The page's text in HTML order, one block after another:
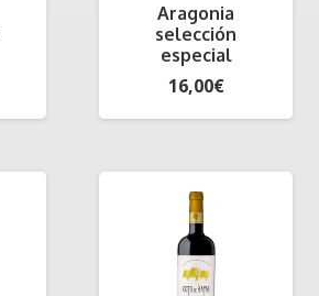
Aragonia
selección
especial
16,00€